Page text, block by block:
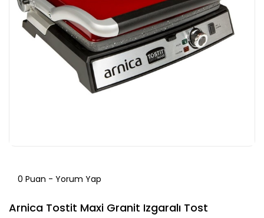
0 Puan - Yorum Yap
Arnica Tostit Maxi Granit Izgaralı Tost